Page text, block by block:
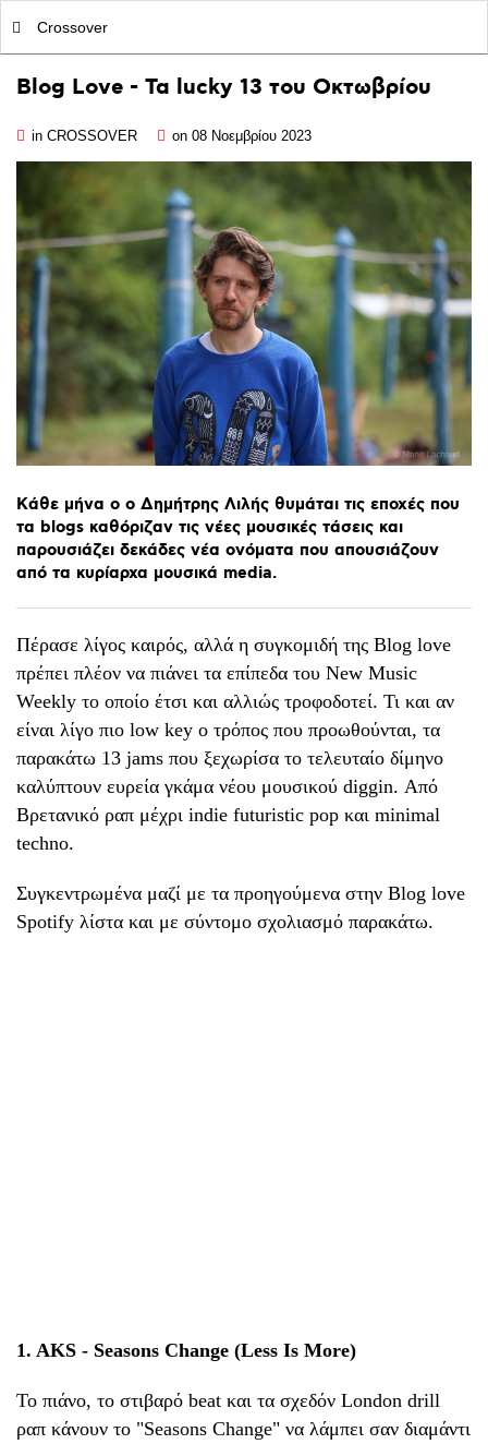
Crossover
Blog Love - Τα lucky 13 του Οκτωβρίου
in CROSSOVER on 08 Νοεμβρίου 2023
Kάθε μήνα ο ο Δημήτρης Λιλής θυμάται τις εποχές που
τα blogs καθόριζαν τις νέες μουσικές τάσεις και
παρουσιάζει δεκάδες νέα ονόματα που απουσιάζουν
από τα κυρίαρχα μουσικά media.
Πέρασε λίγος καιρός, αλλά η συγκομιδή της Blog love
πρέπει πλέον να πιάνει τα επίπεδα του New Music
Weekly το οποίο έτσι και αλλιώς τροφοδοτεί. Τι και αν
είναι λίγο πιο low key ο τρόπος που προωθούνται, τα
παρακάτω 13 jams που ξεχωρίσα το τελευταίο δίμηνο
καλύπτουν ευρεία γκάμα νέου μουσικού diggin. Από
Βρετανικό ραπ μέχρι indie futuristic pop και minimal
techno.
Συγκεντρωμένα μαζί με τα προηγούμενα στην Blog love
Spotify λίστα και με σύντομο σχολιασμό παρακάτω.
1. AKS - Seasons Change (Less Is More)
Το πιάνο, το στιβαρό beat και τα σχεδόν London drill
ραπ κάνουν το "Seasons Change" να λάμπει σαν διαμάντι